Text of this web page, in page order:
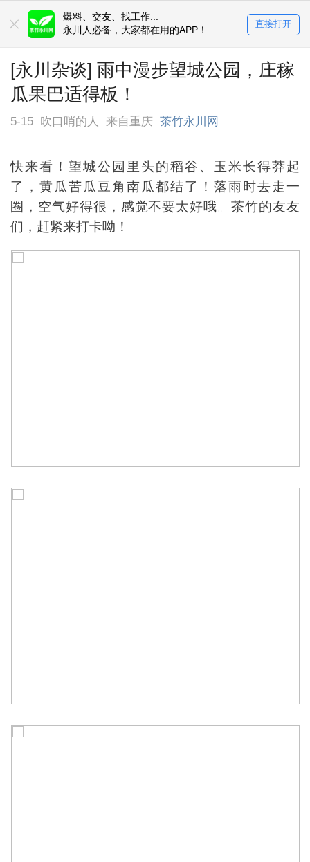
爆料、交友、找工作...
永川人必备，大家都在用的APP！
直接打开
[永川杂谈] 雨中漫步望城公园，庄稼
瓜果巴适得板！
5-15 吹口哨的人 来自重庆 茶竹永川网
快来看！望城公园里头的稻谷、玉米长得莽起
了，黄瓜苦瓜豆角南瓜都结了！落雨时去走一
圈，空气好得很，感觉不要太好哦。茶竹的友友
们，赶紧来打卡呦！